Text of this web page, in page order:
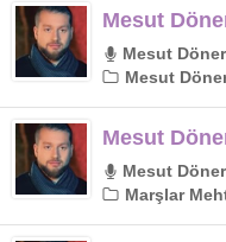
Mesut
Mesut Döner
Mesut
Mesut
Mesut Döner
Marşlar